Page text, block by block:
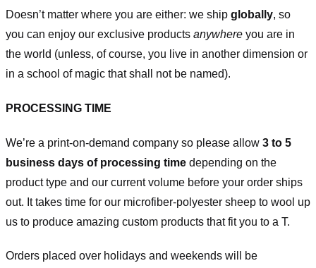
Doesn’t matter where you are either: we ship globally, so
you can enjoy our exclusive products anywhere you are in
the world (unless, of course, you live in another dimension or
in a school of magic that shall not be named).
PROCESSING TIME
We’re a print-on-demand company so please allow 3 to 5
business days of processing time depending on the
product type and our current volume before your order ships
out. It takes time for our microfiber-polyester sheep to wool up
us to produce amazing custom products that fit you to a T.
Orders placed over holidays and weekends will be